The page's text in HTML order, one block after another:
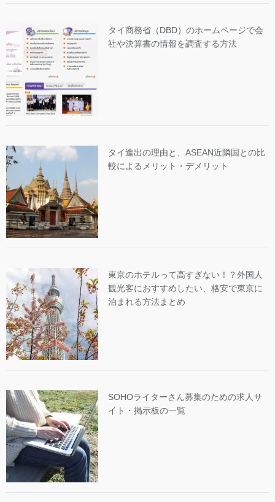
タイ商務省（DBD）のホームページで会
社や決算書の情報を調査する方法
タイ進出の理由と、ASEAN近隣国との比
較によるメリット・デメリット
東京のホテルって高すぎない！？外国人
観光客におすすめしたい、格安で東京に
泊まれる方法まとめ
SOHOライターさん募集のための求人サ
イト・掲示板の一覧